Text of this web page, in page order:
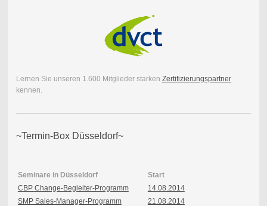
Lernen Sie unseren 1.600 Mitglieder starken Zertifizierungspartner
kennen.
~Termin-Box Düsseldorf~
Seminare in Düsseldorf
Start
CBP Change-Begleiter-Programm
14.08.2014
SMP Sales-Manager-Programm
21.08.2014